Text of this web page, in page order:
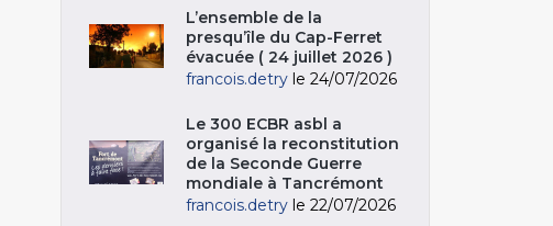
L’ensemble de la
presqu’île du Cap-Ferret
évacuée ( 24 juillet 2026 )
francois.detry le 24/07/2026
Le 300 ECBR asbl a
organisé la reconstitution
de la Seconde Guerre
mondiale à Tancrémont
francois.detry le 22/07/2026